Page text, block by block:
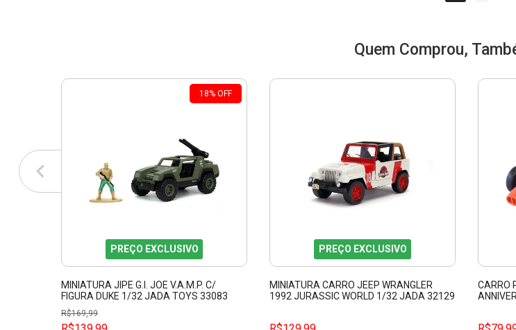
Quem Comprou,
18% OFF
PREÇO EXCLUSIVO
MINIATURA JIPE G.I. JOE V.A.M.P. C/
FIGURA DUKE 1/32 JADA TOYS 33083
R$169,99
PREÇO EXCLUSIVO
MINIATURA CARRO JEEP WRANGLER
1992 JURASSIC WORLD 1/32 JADA 32129
CARRO